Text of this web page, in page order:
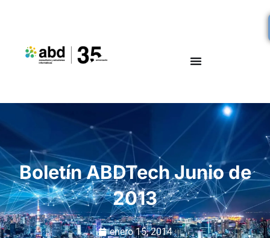
Boletín ABDTech Junio de
2013
enero 15, 2014